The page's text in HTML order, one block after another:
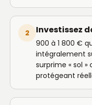
2 Investissez
900 à 1 800 €
intégralement
surprime « sol
protégeant